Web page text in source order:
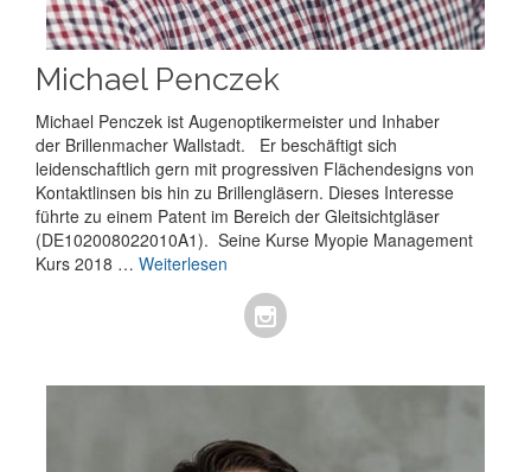
Michael Penczek
Michael Penczek ist Augenoptikermeister und Inhaber
der Brillenmacher Wallstadt. Er beschäftigt sich
leidenschaftlich gern mit progressiven Flächendesigns von
Kontaktlinsen bis hin zu Brillengläsern. Dieses Interesse
führte zu einem Patent im Bereich der Gleitsichtgläser
(DE102008022010A1). Seine Kurse Myopie Management
Kurs 2018 … Weiterlesen